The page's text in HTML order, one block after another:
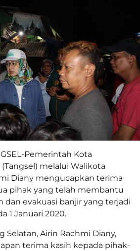
Pemerintah Kota
melalui Walikota
Diany mengucapkan terima
pihak yang telah membantu
dan evakuasi banjir yang terjadi
1 Januari 2020.
Selatan, Airin Rachmi Diany,
terima kasih kepada pihak-